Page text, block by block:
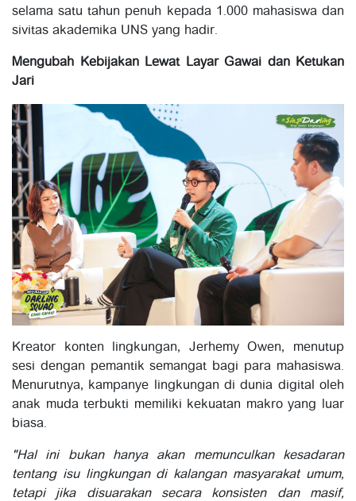
selama satu tahun penuh kepada 1.000 mahasiswa dan
sivitas akademika UNS yang hadir.
Mengubah Kebijakan Lewat Layar Gawai dan Ketukan
Jari
Kreator konten lingkungan, Jerhemy Owen, menutup
sesi dengan pemantik semangat bagi para mahasiswa.
Menurutnya, kampanye lingkungan di dunia digital oleh
anak muda terbukti memiliki kekuatan makro yang luar
biasa.
"Hal ini bukan hanya akan memunculkan kesadaran
tentang isu lingkungan di kalangan masyarakat umum,
tetapi jika disuarakan secara konsisten dan masif,